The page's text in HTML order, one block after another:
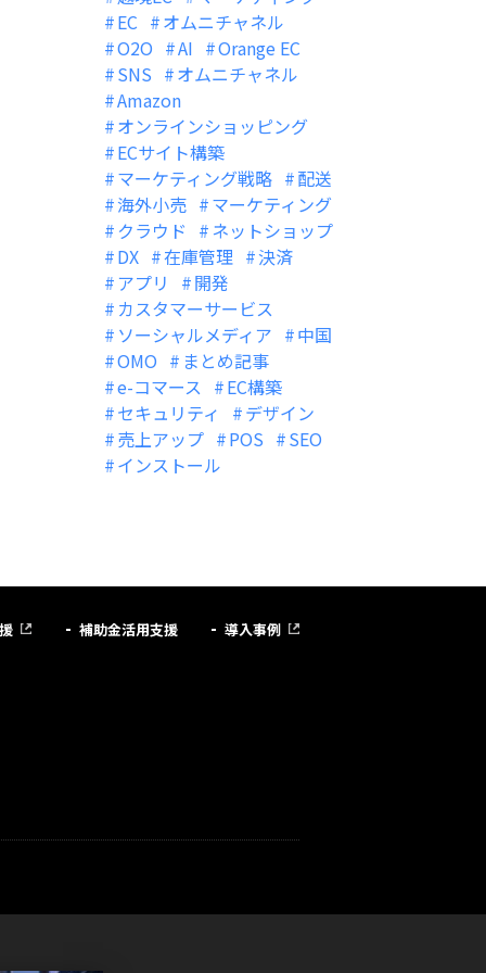
EC
オムニチャネル
O2O
AI
Orange EC
SNS
オムニチャネル
Amazon
オンラインショッピング
ECサイト構築
マーケティング戦略
配送
海外小売
マーケティング
クラウド
ネットショップ
DX
在庫管理
決済
アプリ
開発
カスタマーサービス
ソーシャルメディア
中国
OMO
まとめ記事
e-コマース
EC構築
セキュリティ
デザイン
売上アップ
POS
SEO
インストール
補助金活用支援 導入事例